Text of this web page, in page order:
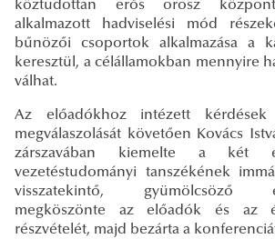
köztudottan erős orosz
alkalmazott hadviselési mód
bűnözői csoportok alkalmazása a
keresztül, a célállamokban mennyire
válhat.
Az előadókhoz intézett kérdések
megválaszolását követően Kovács
zárszavában kiemelte a két
vezetéstudományi tanszékének
visszatekintő, gyümölcsöző
megköszönte az előadók és az
részvételét, majd bezárta a